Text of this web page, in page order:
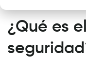
¿Qué es